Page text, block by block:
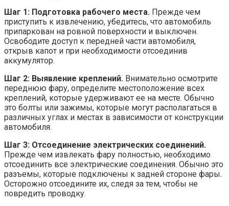
Шаг 1: Подготовка рабочего места. Прежде чем
приступить к извлечению, убедитесь, что автомобиль
припаркован на ровной поверхности и выключен.
Освободите доступ к передней части автомобиля,
открыв капот и при необходимости отсоединив
аккумулятор.
Шаг 2: Выявление креплений. Внимательно осмотрите
переднюю фару, определите местоположение всех
креплений, которые удерживают ее на месте. Обычно
это болты или зажимы, которые могут располагаться в
различных углах и местах в зависимости от конструкции
автомобиля.
Шаг 3: Отсоединение электрических соединений.
Прежде чем извлекать фару полностью, необходимо
отсоединить все электрические соединения. Обычно это
разъемы, которые подключены к задней стороне фары.
Осторожно отсоедините их, следя за тем, чтобы не
повредить проводку.